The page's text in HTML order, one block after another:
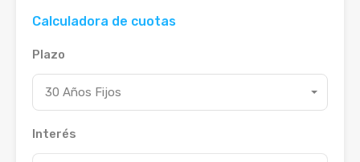
Calculadora de cuotas
Plazo
30 Años Fijos
Interés